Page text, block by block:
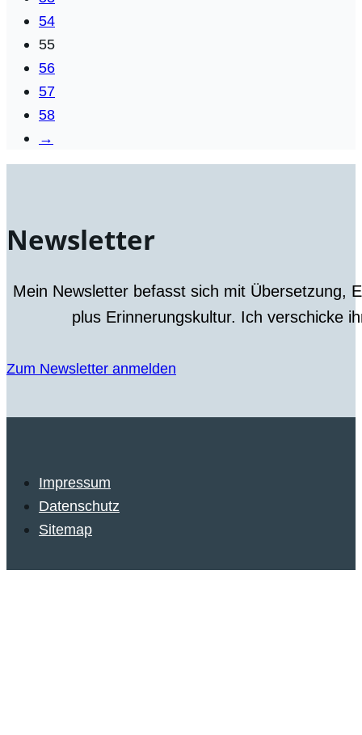
54
55
56
57
58
→
Newsletter
Mein Newsletter befasst sich mit Übersetzung,
plus Erinnerungskultur. Ich verschicke
Zum Newsletter anmelden
Impressum
Datenschutz
Sitemap